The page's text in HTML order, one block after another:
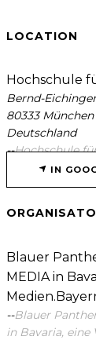
LOCATION
Hochschule
Bernd-
80333 München
Deutschland
--Hochschule
IN
Blauer
MEDIA in
--Blauer
in Bavaria,